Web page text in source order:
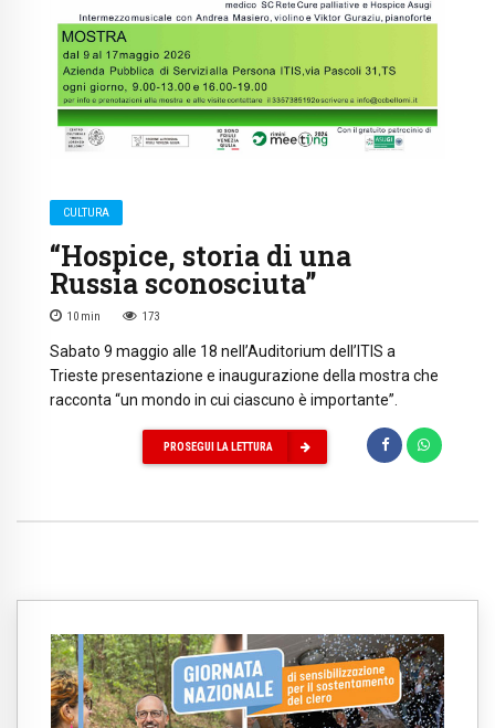
CULTURA
“Hospice, storia di una
Russia sconosciuta”
10 min 173
Sabato 9 maggio alle 18 nell’Auditorium dell’ITIS a
Trieste presentazione e inaugurazione della mostra che
racconta “un mondo in cui ciascuno è importante”.
PROSEGUI LA LETTURA